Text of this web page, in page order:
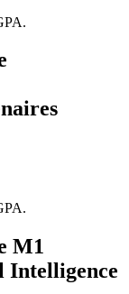
M1
Intelligence